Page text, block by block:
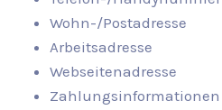
Wohn-/Postadresse
Arbeitsadresse
Webseitenadresse
Zahlungsinformationen